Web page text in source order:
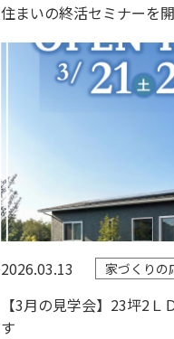
住まいの終活セミナーを
2026.03.13 家づくりの
【3月の見学会】23坪2
す